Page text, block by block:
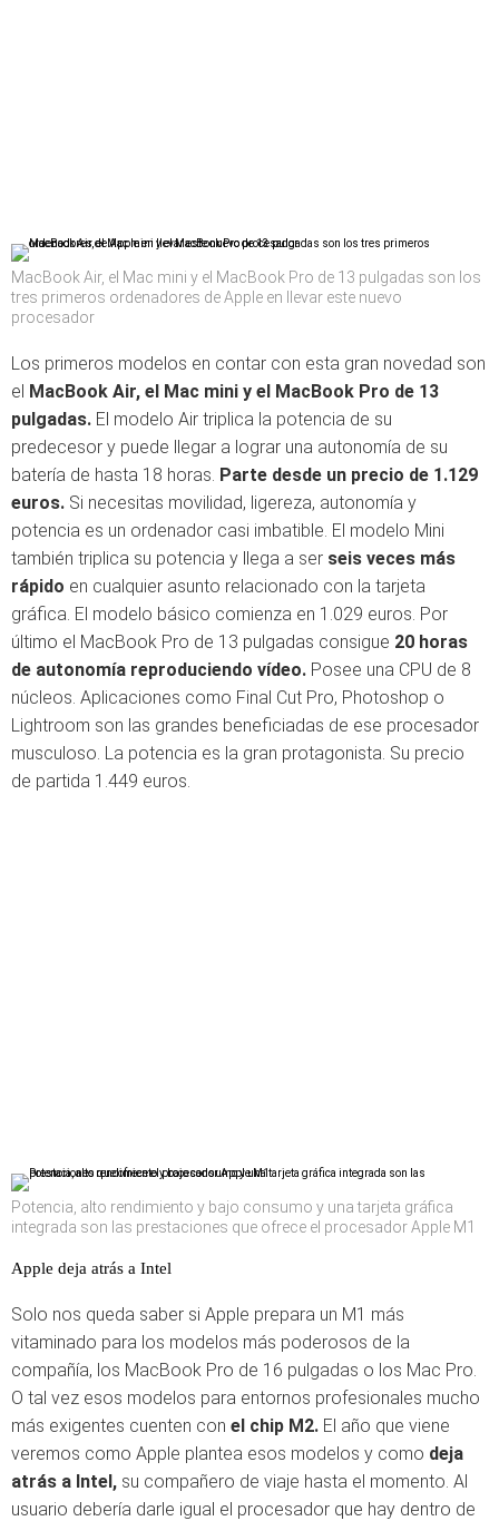
MacBook Air, el Mac mini y el MacBook Pro de 13 pulgadas son los
tres primeros ordenadores de Apple en llevar este nuevo
procesador
Los primeros modelos en contar con esta gran novedad son
el MacBook Air, el Mac mini y el MacBook Pro de 13
pulgadas. El modelo Air triplica la potencia de su
predecesor y puede llegar a lograr una autonomía de su
batería de hasta 18 horas. Parte desde un precio de 1.129
euros. Si necesitas movilidad, ligereza, autonomía y
potencia es un ordenador casi imbatible. El modelo Mini
también triplica su potencia y llega a ser seis veces más
rápido en cualquier asunto relacionado con la tarjeta
gráfica. El modelo básico comienza en 1.029 euros. Por
último el MacBook Pro de 13 pulgadas consigue 20 horas
de autonomía reproduciendo vídeo. Posee una CPU de 8
núcleos. Aplicaciones como Final Cut Pro, Photoshop o
Lightroom son las grandes beneficiadas de ese procesador
musculoso. La potencia es la gran protagonista. Su precio
de partida 1.449 euros.
Potencia, alto rendimiento y bajo consumo y una tarjeta gráfica
integrada son las prestaciones que ofrece el procesador Apple M1
Apple deja atrás a Intel
Solo nos queda saber si Apple prepara un M1 más
vitaminado para los modelos más poderosos de la
compañía, los MacBook Pro de 16 pulgadas o los Mac Pro.
O tal vez esos modelos para entornos profesionales mucho
más exigentes cuenten con el chip M2. El año que viene
veremos como Apple plantea esos modelos y como deja
atrás a Intel, su compañero de viaje hasta el momento. Al
usuario debería darle igual el procesador que hay dentro de